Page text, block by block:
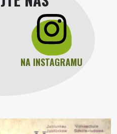
NA INSTAGRAMU